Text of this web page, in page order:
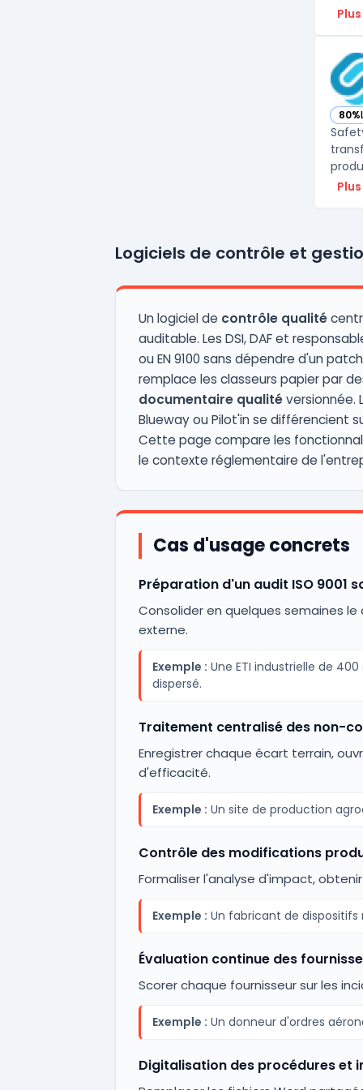
80%
—
Logiciels de contrôle et
Un logiciel de contrôle qualité
auditable. Les DSI, DAF et
ou EN 9100 sans dépendre d'un
remplace les classeurs papier par
documentaire qualitéversionnée.
Blueway ou Pilot'in se différencient
Cette page compare les
le contexte réglementaire de
Cas d'usage concrets
Préparation d'un audit ISO 9001
Consolider en quelques semaines
externe.
Exemple : Une ETI industrielle de
dispersé.
Traitement centralisé des non-
Enregistrer chaque écart terrain,
d'efficacité.
Exemple : Un site de production
Contrôle des modifications
Formaliser l'analyse d'impact,
Exemple : Un fabricant de dispositifs
Évaluation continue des
Scorer chaque fournisseur sur les
Exemple : Un donneur d'ordres
Digitalisation des procédures et